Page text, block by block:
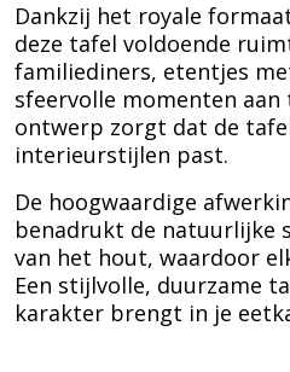
Dankzij het royale
deze tafel voldoende
familiediners, etentjes
sfeervolle momenten
ontwerp zorgt dat de
interieurstijlen past.
De hoogwaardige
benadrukt de natuurlijke
van het hout, waardoor
Een stijlvolle, duurzame
karakter brengt in je